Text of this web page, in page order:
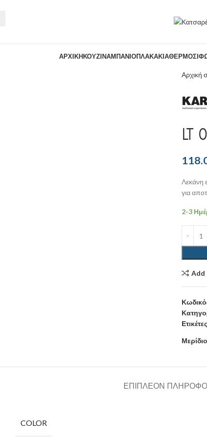
ΑΡΧΙΚΉΚΟΥΖΊΝΑΜΠΆΝΙΟΠΛΑΚΆΚΙΑ
Αρχική
LT
Λεκάνη
για
2-3
Add
ΕΠΙΠΛΈΟΝ
COLOR